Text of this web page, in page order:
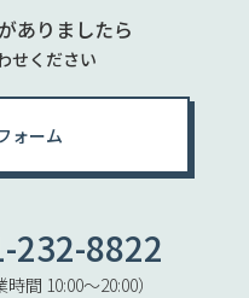
ありましたら
せください
ォーム
232-8822
時間 10:00〜20:00）